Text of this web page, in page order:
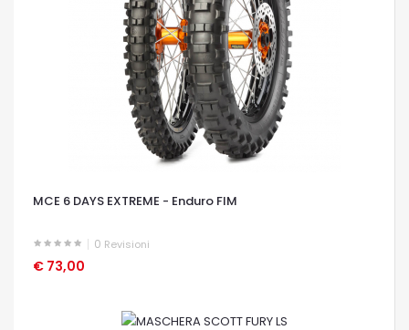
MCE 6 DAYS EXTREME - Enduro FIM
0 Revisioni
€ 73,00
OCCHIATA VELOCE